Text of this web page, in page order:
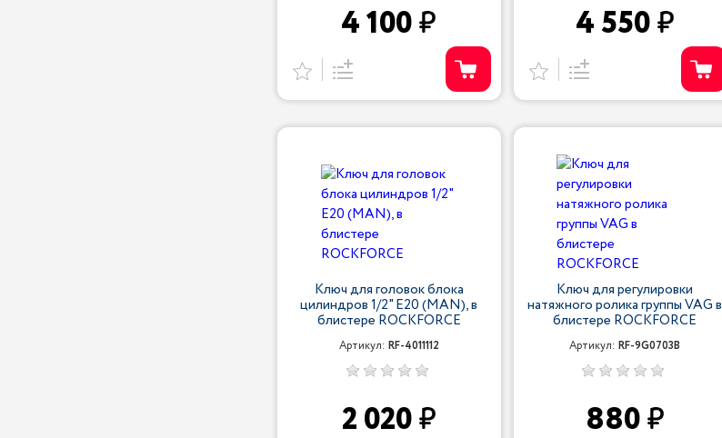
4 100 4 550
Ключ для головок блока
цилиндров 1/2" E20 (MAN), в
блистере ROCKFORCE
Артикул: RF-4011112
2 020
Ключ для регулировки
натяжного ролика группы VAG в
блистере ROCKFORCE
Артикул:RF-9G0703B
880